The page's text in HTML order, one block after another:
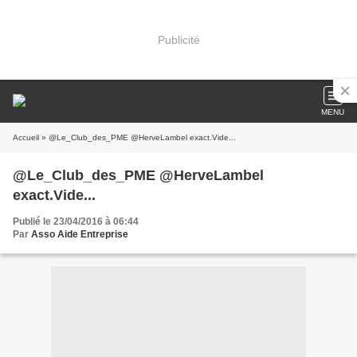
Publicité
MENU
Accueil » @Le_Club_des_PME @HerveLambel exact.Vide...
@Le_Club_des_PME @HerveLambel
exact.Vide...
Publié le 23/04/2016 à 06:44
Par Asso Aide Entreprise